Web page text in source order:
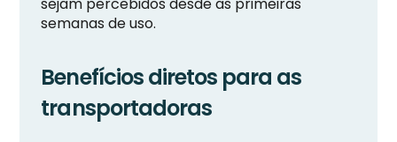
semanas de uso.
Benefícios diretos para as
transportadoras